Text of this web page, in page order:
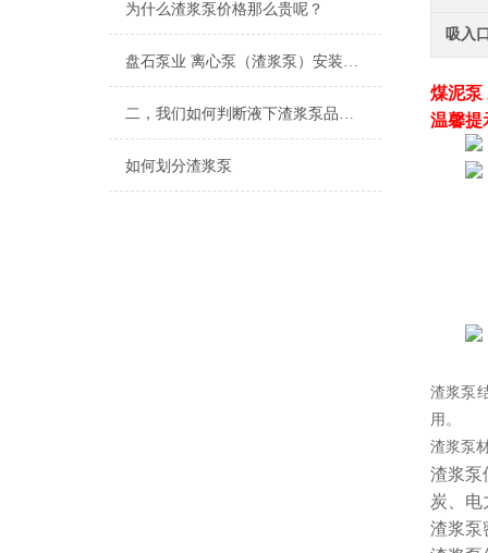
为什么渣浆泵价格那么贵呢？
盘石泵业 离心泵（渣浆泵）安装使用知识
二，我们如何判断液下渣浆泵品质的好坏？
如何划分渣浆泵
吸入
煤泥泵
温馨提
渣浆泵
用。
渣浆泵
渣浆泵
炭、电
渣浆泵